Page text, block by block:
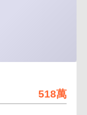
518萬